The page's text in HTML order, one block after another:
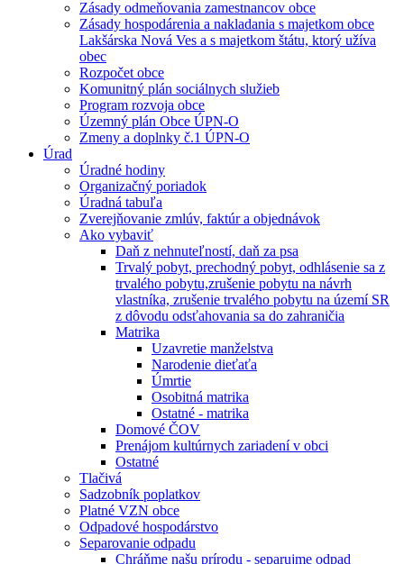
Zásady odmeňovania zamestnancov obce
Zásady hospodárenia a nakladania s majetkom obce
Lakšárska Nová Ves a s majetkom štátu, ktorý užíva
obec
Rozpočet obce
Komunitný plán sociálnych služieb
Program rozvoja obce
Územný plán Obce ÚPN-O
Zmeny a doplnky č.1 ÚPN-O
Úrad
Úradné hodiny
Organizačný poriadok
Úradná tabuľa
Zverejňovanie zmlúv, faktúr a objednávok
Ako vybaviť
Daň z nehnuteľností, daň za psa
Trvalý pobyt, prechodný pobyt, odhlásenie sa z
trvalého pobytu,zrušenie pobytu na návrh
vlastníka, zrušenie trvalého pobytu na území SR
z dôvodu odsťahovania sa do zahraničia
Matrika
Uzavretie manželstva
Narodenie dieťaťa
Úmrtie
Osobitná matrika
Ostatné - matrika
Domové ČOV
Prenájom kultúrnych zariadení v obci
Ostatné
Tlačivá
Sadzobník poplatkov
Platné VZN obce
Odpadové hospodárstvo
Separovanie odpadu
Chráňme našu prírodu - separujme odpad